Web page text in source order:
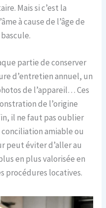
Mais si c’est la
à cause de l’âge de
partie de conserver
d’entretien annuel, un
de l’appareil… Ces
de l’origine
il ne faut pas oublier
amiable ou
peut éviter d’aller au
en plus valorisée en
procédures locatives.